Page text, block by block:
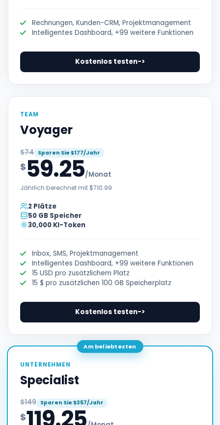
Rechnungen, Kunden-CRM, Projektmanagement
Intelligentes Dashboard, +99 weitere Funktionen
Kostenlos testen->
TEAM
Voyager
$74 Sparen Sie $177/Jahr
$59.25/Monat
Jährlich berechnet mit $710.99
2 Plätze
50 GB Speicher
30,000 KI-Token
Inbox, SMS, Projektmanagement
Intelligentes Dashboard, +99 weitere Funktionen
15 USD pro zusätzlichem Platz
15 $ pro zusätzlichen 100 GB Speicherplatz
Kostenlos testen->
Am beliebtesten
UNTERNEHMEN
Specialist
$149 Sparen Sie $357/Jahr
$